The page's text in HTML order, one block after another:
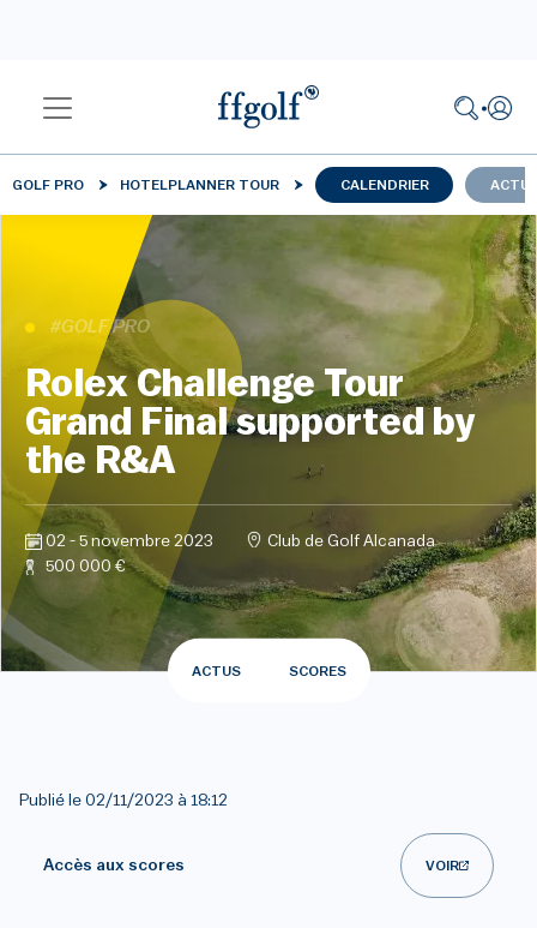
GOLF PRO HOTELPLANNER TOUR CALENDRIER
#GOLF PRO
Rolex Challenge Tour
Grand Final supported by
the R&A
02 - 5 novembre 2023
Club de Golf Alcanada
500 000 €
ACTUS SCORES
Publié le 02/11/2023 à 18:12
Accès aux scores VOIR